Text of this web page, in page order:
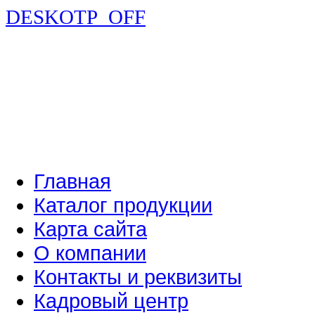
DESKOTP_OFF
Главная
Каталог продукции
Карта сайта
О компании
Контакты и реквизиты
Кадровый центр